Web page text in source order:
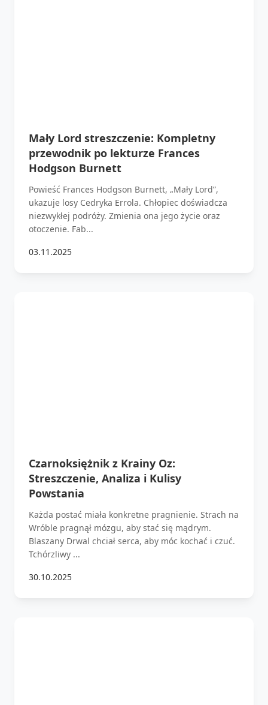
Mały Lord streszczenie: Kompletny
przewodnik po lekturze Frances
Hodgson Burnett
Powieść Frances Hodgson Burnett, „Mały Lord”,
ukazuje losy Cedryka Errola. Chłopiec doświadcza
niezwykłej podróży. Zmienia ona jego życie oraz
otoczenie. Fab...
03.11.2025
Czarnoksiężnik z Krainy Oz:
Streszczenie, Analiza i Kulisy
Powstania
Każda postać miała konkretne pragnienie. Strach na
Wróble pragnął mózgu, aby stać się mądrym.
Blaszany Drwal chciał serca, aby móc kochać i czuć.
Tchórzliwy ...
30.10.2025